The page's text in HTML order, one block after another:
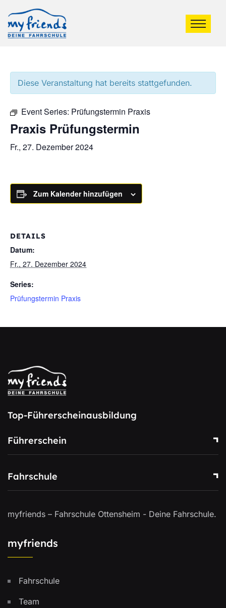
Diese Veranstaltung hat bereits stattgefunden.
Event Series: Prüfungstermin Praxis
Praxis Prüfungstermin
Fr., 27. Dezember 2024
Zum Kalender hinzufügen
DETAILS
Datum:
Fr., 27. Dezember 2024
Series:
Prüfungstermin Praxis
Top-Führerscheinausbildung
Führerschein
Fahrschule
myfriends – Fahrschule Ottensheim - Deine Fahrschule.
myfriends
Fahrschule
Team